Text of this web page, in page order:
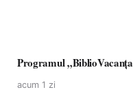
Programul
acum 1 zi